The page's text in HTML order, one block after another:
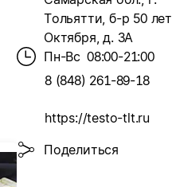
Тольятти, б-р 50 лет
Октября, д. 3А
Пн-Вс 08:00-21:00
8 (848) 261-89-18
https://testo-tlt.ru
Поделиться